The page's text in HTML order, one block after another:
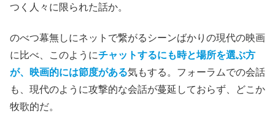
つく人々に限られた話か。
のべつ幕無しにネットで繋がるシーンばかりの現代の映画
に比べ、このようにチャットするにも時と場所を選ぶ方
が、映画的には節度がある気もする。フォーラムでの会話
も、現代のように攻撃的な会話が蔓延しておらず、どこか
牧歌的だ。